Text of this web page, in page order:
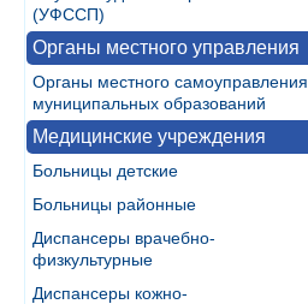
(УФССП)
Органы местного управления
Органы местного самоуправления
муниципальных образований
Медицинские учреждения
Больницы детские
Больницы районные
Диспансеры врачебно-
физкультурные
Диспансеры кожно-